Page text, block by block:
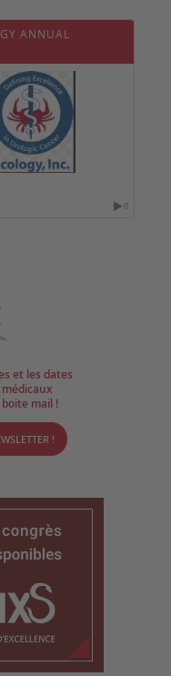
ANNUAL
0
et les dates
mail !
!